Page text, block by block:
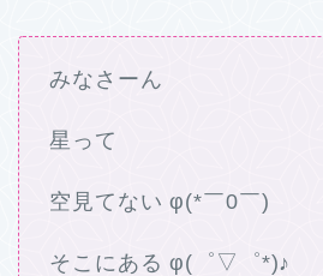
みなさーん
星って
空見てない φ(*￣0￣)
そこにある φ(゜▽゜*)♪